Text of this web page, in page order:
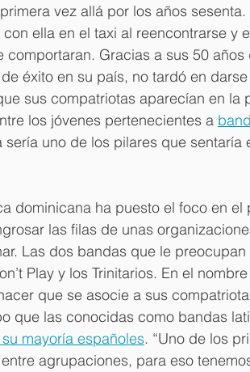
vez allá por los años
ella en el taxi al reencontrarse y
comportaran. Gracias a sus 50
éxito en su país, no tardó en
sus compatriotas aparecían en la
los jóvenes pertenecientes a
uno de los pilares que sentaría
dominicana ha puesto el foco en el
las filas de unas
Las dos bandas que le
Play y los Trinitarios. En el
que se asocie a sus
que las conocidas como bandas
mayoría españoles. “Uno de los
agrupaciones, para eso